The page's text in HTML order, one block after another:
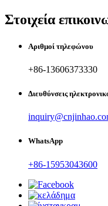
Στοιχεία
Αριθμοί τηλεφώνου
+86-13606373330
Διευθύνσεις
WhatsApp
+86-15953043600